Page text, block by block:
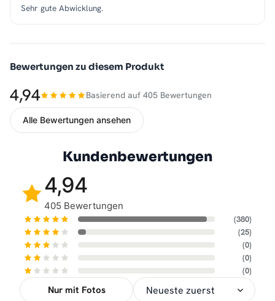
Sehr gute Abwicklung.
Bewertungen zu diesem Produkt
4,94 Basierend auf 405 Bewertungen
Alle Bewertungen ansehen
Kundenbewertungen
4,94
405 Bewertungen
(380)
(25)
(0)
(0)
(0)
Nur mit Fotos